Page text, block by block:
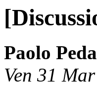
Paolo
Ven 31